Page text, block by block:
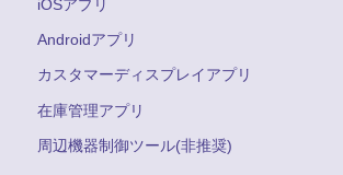
iOSアプリ
Androidアプリ
カスタマーディスプレイアプリ
在庫管理アプリ
周辺機器制御ツール(非推奨)